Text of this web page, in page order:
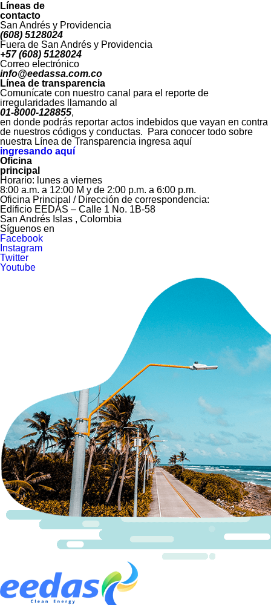
Líneas de
contacto
San Andrés y Providencia
(608) 5128024
Fuera de San Andrés y Providencia
+57 (608) 5128024
Correo electrónico
info@eedassa.com.co
Línea de transparencia
Comunícate con nuestro canal para el reporte de
irregularidades llamando al
01-8000-128855,
en donde podrás reportar actos indebidos que vayan en contra
de nuestros códigos y conductas. Para conocer todo sobre
nuestra Línea de Transparencia ingresa aquí
ingresando aquí
Oficina
principal
Horario: lunes a viernes
8:00 a.m. a 12:00 M y de 2:00 p.m. a 6:00 p.m.
Oficina Principal / Dirección de correspondencia:
Edificio EEDAS – Calle 1 No. 1B-58
San Andrés Islas , Colombia
Síguenos en
Facebook
Instagram
Twitter
Youtube